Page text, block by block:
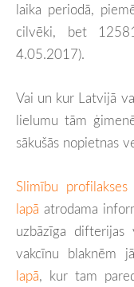
laika periodā,
cilvēki, bet
4.05.2017).
Vai un kur Latvijā
lielumu tām
sākušās nopietnas
Slimību
lapā atrodama
uzbāzīga difterijas
vakcīnu blaknēm
lapā, kur tam